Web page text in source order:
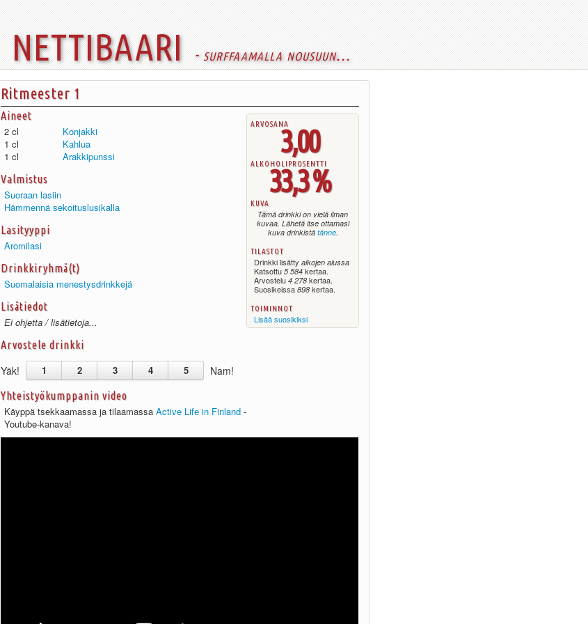
nettibaari - surffaamalla nousuun...
Ritmeester 1
arvosana
3,00
alkoholiprosentti
33,3 %
kuva
Tämä drinkki on vielä ilman
kuvaa. Lähetä itse ottamasi
kuva drinkistä tänne.
tilastot
Drinkki lisätty aikojen alussa
Katsottu 5 584 kertaa.
Arvostelu 4 278 kertaa.
Suosikeissa 898 kertaa.
toiminnot
Lisää suosikiksi
Aineet
2 cl
Konjakki
1 cl
Kahlua
1 cl
Arakkipunssi
Valmistus
Suoraan lasiin
Hämmennä sekoituslusikalla
Lasityyppi
Aromilasi
Drinkkiryhmä(t)
Suomalaisia menestysdrinkkejä
Lisätiedot
Ei ohjetta / lisätietoja...
Arvostele drinkki
Yäk! 1 2 3 4 5 Nam!
Yhteistyökumppanin video
Käyppä tsekkaamassa ja tilaamassa Active Life in Finland -
Youtube-kanava!